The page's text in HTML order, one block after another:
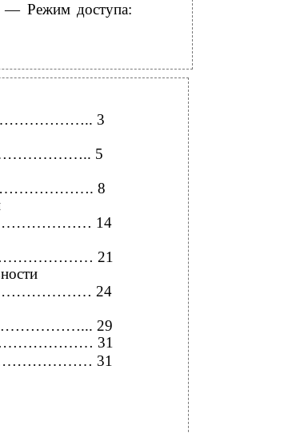
Режим доступа:
3
5
8
14
21
24
29
31
31